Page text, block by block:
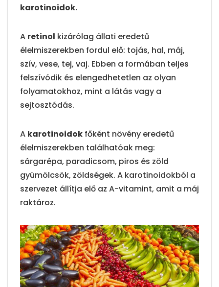
karotinoidok.
A retinol kizárólag állati eredetű
élelmiszerekben fordul elő: tojás, hal, máj,
szív, vese, tej, vaj. Ebben a formában teljes
felszívódik és elengedhetetlen az olyan
folyamatokhoz, mint a látás vagy a
sejtosztódás.
A karotinoidok főként növény eredetű
élelmiszerekben találhatóak meg:
sárgarépa, paradicsom, piros és zöld
gyümölcsök, zöldségek. A karotinoidokból a
szervezet állítja elő az A-vitamint, amit a máj
raktároz.